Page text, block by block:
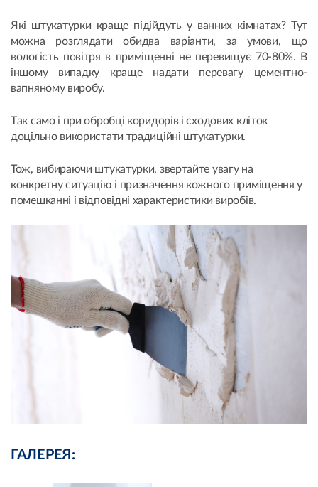
Які штукатурки краще підійдуть у ванних кімнатах? Тут
можна розглядати обидва варіанти, за умови, що
вологість повітря в приміщенні не перевищує 70-80%. В
іншому випадку краще надати перевагу цементно-
вапняному виробу.
Tак само і при обробці коридорів і сходових кліток
доцільно використати традиційні штукатурки.
Тож, вибираючи штукатурки, звертайте увагу на
конкретну ситуацію і призначення кожного приміщення у
помешканні і відповідні характеристики виробів.
ГАЛЕРЕЯ: